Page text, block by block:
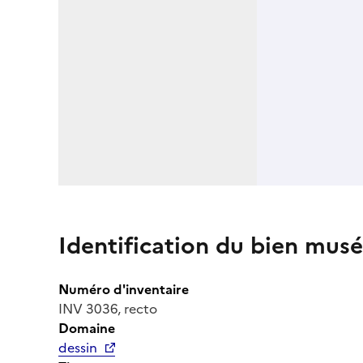
Identification du bien
Numéro d'inventaire
INV 3036, recto
Domaine
dessin